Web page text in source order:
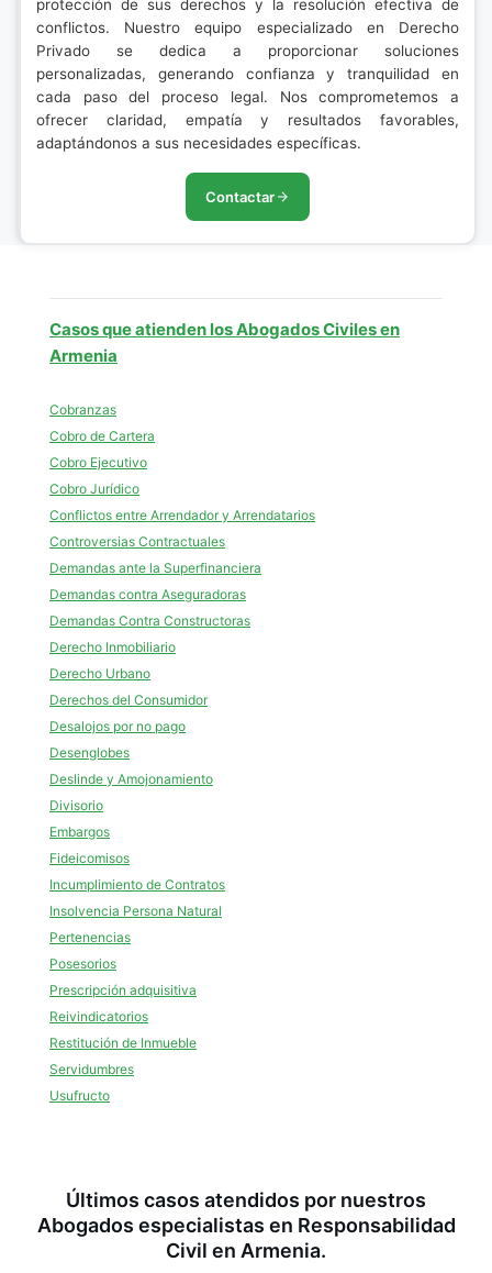
protección de sus derechos y la resolución efectiva de
conflictos. Nuestro equipo especializado en Derecho
Privado se dedica a proporcionar soluciones
personalizadas, generando confianza y tranquilidad en
cada paso del proceso legal. Nos comprometemos a
ofrecer claridad, empatía y resultados favorables,
adaptándonos a sus necesidades específicas.
Contactar
Casos que atienden los Abogados Civiles en
Armenia
Cobranzas
Cobro de Cartera
Cobro Ejecutivo
Cobro Jurídico
Conflictos entre Arrendador y Arrendatarios
Controversias Contractuales
Demandas ante la Superfinanciera
Demandas contra Aseguradoras
Demandas Contra Constructoras
Derecho Inmobiliario
Derecho Urbano
Derechos del Consumidor
Desalojos por no pago
Desenglobes
Deslinde y Amojonamiento
Divisorio
Embargos
Fideicomisos
Incumplimiento de Contratos
Insolvencia Persona Natural
Pertenencias
Posesorios
Prescripción adquisitiva
Reivindicatorios
Restitución de Inmueble
Servidumbres
Usufructo
Últimos casos atendidos por nuestros
Abogados especialistas en Responsabilidad
Civil en Armenia.